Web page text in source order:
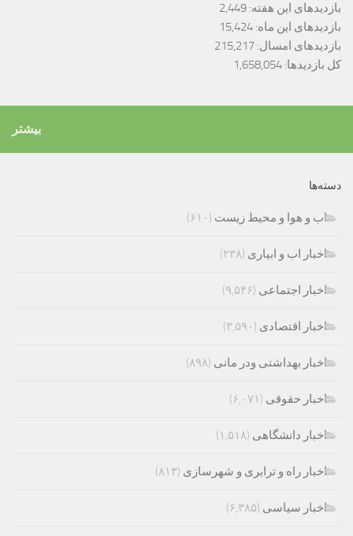
بازدیدهای این هفته: 2,449
بازدیدهای این ماه: 15,424
بازدیدهای امسال: 215,217
کل بازدیدها: 1,658,054
بیشتر
دسته‌ها
اب و هوا و محیط زیست (۶۱۰)
اخبار اب و ابیاری (۲۳۸)
اخبار اجتماعی (۹,۵۴۶)
اخبار اقتصادی (۳,۵۹۰)
اخبار بهداشتی ودر مانی (۸۹۸)
اخبار حقوقی (۶,۰۷۱)
اخبار دانشگاهی (۱,۵۱۸)
اخبار راه و ترابری و شهرسازی (۸۱۳)
اخبار سیاسی (۶,۳۸۵)